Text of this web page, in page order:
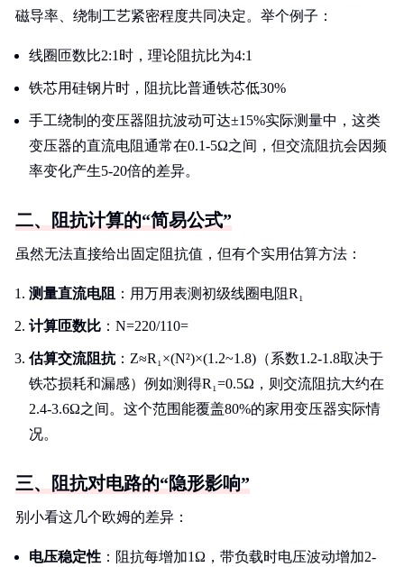
磁导率、绕制工艺紧密程度共同决定。举个例子：
线圈匝数比2:1时，理论阻抗比为4:1
铁芯用硅钢片时，阻抗比普通铁芯低30%
手工绕制的变压器阻抗波动可达±15%实际测量中，这类
变压器的直流电阻通常在0.1-5Ω之间，但交流阻抗会因频
率变化产生5-20倍的差异。
二、阻抗计算的“简易公式”
虽然无法直接给出固定阻抗值，但有个实用估算方法：
测量直流电阻 ：用万用表测初级线圈电阻R₁
计算匝数比 ：N=220/110=
估算交流阻抗：Z≈R₁×(N²)×(1.2~1.8)（系数1.2-1.8取决于
铁芯损耗和漏感）例如测得R₁=0.5Ω，则交流阻抗大约在
2.4-3.6Ω之间。这个范围能覆盖80%的家用变压器实际情
况。
三、阻抗对电路的“隐形影响”
别小看这几个欧姆的差异：
电压稳定性 ：阻抗每增加1Ω，带负载时电压波动增加2-